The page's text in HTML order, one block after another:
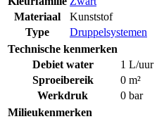
Materiaal
Kunststof
Type
Druppelsystemen
Technische kenmerken
Debiet water
1 L/uur
Sproeibereik
0 m²
Werkdruk
0 bar
Milieukenmerken